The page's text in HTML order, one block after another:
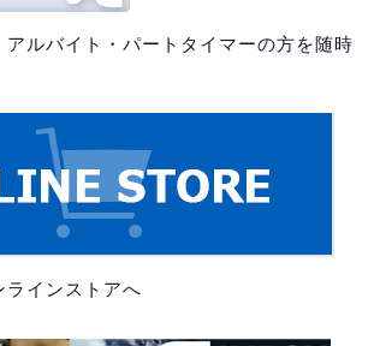
アルバイト・パートタイマーの方を随時
ラインストアへ